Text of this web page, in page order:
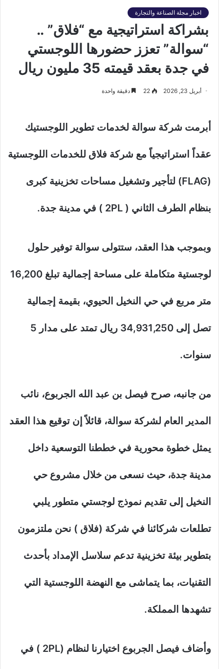
اخبار مجلة الصناعة والتجارة
بشراكة استراتيجية مع “فلاق” ..
“سوالة” تعزز حضورها اللوجستي
في جدة بعقد قيمته 35 مليون ريال
أبريل 23, 2026 22 دقيقة واحدة
أبرمت شركة سوالة لخدمات تطوير اللوجستيك
عقداً استراتيجياً مع شركة فلاق للخدمات اللوجستية
(FLAG) لتأجير وتشغيل مساحات تخزينية كبرى
بنظام الطرف الثاني ( 2PL ) في مدينة جدة.
وبموجب هذا العقد، ستتولى سوالة توفير حلول
لوجستية متكاملة على مساحة إجمالية تبلغ 16,200
متر مربع في حي النخيل الحيوي، بقيمة إجمالية
تصل إلى 34,931,250 ريال تمتد على مدار 5
سنوات.
من جانبه، صرح فيصل بن عبد الله الجربوع، نائب
المدير العام لشركة سوالة، قائلاً إن توقيع هذا العقد
يمثل خطوة محورية في خططنا التوسعية داخل
مدينة جدة، حيث نسعى من خلال مشروع حي
النخيل إلى تقديم نموذج لوجستي متطور يلبي
تطلعات شركائنا في شركة (فلاق ) نحن ملتزمون
بتطوير بيئة تخزينية تدعم سلاسل الإمداد بأحدث
التقنيات، بما يتماشى مع النهضة اللوجستية التي
تشهدها المملكة.
وأضاف فيصل الجربوع اختيارنا لنظام (2PL ) في